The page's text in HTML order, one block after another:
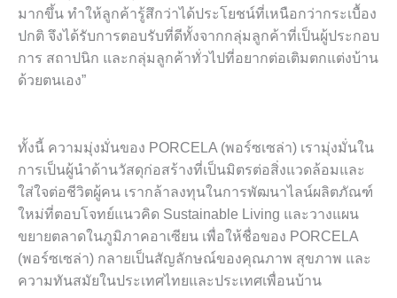
มากขึ้น ทำให้ลูกค้ารู้สึกว่าได้ประโยชน์ที่เหนือกว่ากระเบื้อง
ปกติ จึงได้รับการตอบรับที่ดีทั้งจากกลุ่มลูกค้าที่เป็นผู้ประกอบ
การ สถาปนิก และกลุ่มลูกค้าทั่วไปที่อยากต่อเติมตกแต่งบ้าน
ด้วยตนเอง”
ทั้งนี้ ความมุ่งมั่นของ PORCELA (พอร์ซเซล่า) เรามุ่งมั่นใน
การเป็นผู้นำด้านวัสดุก่อสร้างที่เป็นมิตรต่อสิ่งแวดล้อมและ
ใส่ใจต่อชีวิตผู้คน เรากล้าลงทุนในการพัฒนาไลน์ผลิตภัณฑ์
ใหม่ที่ตอบโจทย์แนวคิด Sustainable Living และวางแผน
ขยายตลาดในภูมิภาคอาเซียน เพื่อให้ชื่อของ PORCELA
(พอร์ซเซล่า) กลายเป็นสัญลักษณ์ของคุณภาพ สุขภาพ และ
ความทันสมัยในประเทศไทยและประเทศเพื่อนบ้าน